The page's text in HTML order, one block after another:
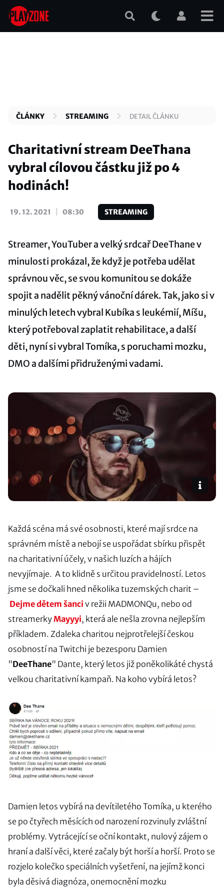
Přejít
hlavnímu
ČLÁNKY STREAMING DETAIL ČLÁNKU
Charitativní stream DeeThana
vybral cílovou částku již po 4
hodinách!
19. 12. 2021 08:30 STREAMING
Streamer, YouTuber a velký srdcař DeeThane v
minulosti prokázal, že když je potřeba udělat
správnou věc, se svou komunitou se dokáže
spojit a nadělit pěkný vánoční dárek. Tak, jako si v
minulých letech vybral Kubíka s leukémií, Míšu,
který potřeboval zaplatit rehabilitace, a další
děti, nyní si vybral Tomíka, s poruchami mozku,
DMO a dalšími přidruženými vadami.
Každá scéna má své osobnosti, které mají srdce na
správném místě a nebojí se uspořádat sbírku přispět
na charitativní účely, v našich luzích a hájích
nevyjímaje. A to klidně s určitou pravidelností. Letos
jsme se dočkali hned několika tuzemských charit –
Dejme dětem šanci v režii MADMONQu, nebo od
streamerkyMayyyi, která ale nešla zrovna nejlepším
příkladem. Zdaleka charitou nejprotřelejší českou
osobností na Twitchi je bezesporu Damien
"DeeThane" Dante, který letos již poněkolikáté chystá
velkou charitativní kampaň. Na koho vybírá letos?
Damien letos vybírá na devítiletého Tomíka, u kterého
se po čtyřech měsících od narození rozvinuly zvláštní
problémy. Vytrácející se oční kontakt, nulový zájem o
hraní a další věci, které začaly být horší a horší. Proto se
rozjelo kolečko speciálních vyšetření, na jejímž konci
byla děsivá diagnóza, onemocnění mozku